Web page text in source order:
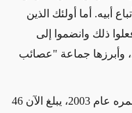
أبيه. أما أولئك الذين
ذلك وانضموا إلى
وأبرزها جماعة "عصائب
وفي حين كان مقتدى في الثلاثين من عمره عام 2003، يبلغ الآن 46